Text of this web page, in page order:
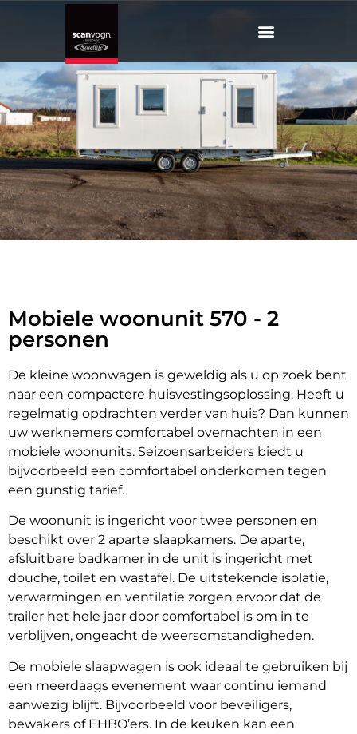
Mobiele woonunit 570 - 2
personen
De kleine woonwagen is geweldig als u op zoek bent
naar een compactere huisvestingsoplossing. Heeft u
regelmatig opdrachten verder van huis? Dan kunnen
uw werknemers comfortabel overnachten in een
mobiele woonunits. Seizoensarbeiders biedt u
bijvoorbeeld een comfortabel onderkomen tegen
een gunstig tarief.
De woonunit is ingericht voor twee personen en
beschikt over 2 aparte slaapkamers. De aparte,
afsluitbare badkamer in de unit is ingericht met
douche, toilet en wastafel. De uitstekende isolatie,
verwarmingen en ventilatie zorgen ervoor dat de
trailer het hele jaar door comfortabel is om in te
verblijven, ongeacht de weersomstandigheden.
De mobiele slaapwagen is ook ideaal te gebruiken bij
een meerdaags evenement waar continu iemand
aanwezig blijft. Bijvoorbeeld voor beveiligers,
bewakers of EHBO’ers. In de keuken kan een